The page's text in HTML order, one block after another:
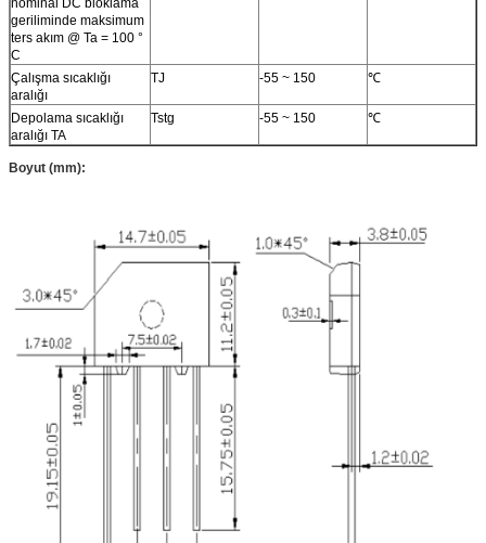
nominal DC bloklama
geriliminde maksimum
ters akım @ Ta = 100 °
C
Çalışma sıcaklığı
aralığı
TJ -55 ~ 150 ℃
Depolama sıcaklığı
aralığı TA
Tstg -55 ~ 150 ℃
Boyut (mm):